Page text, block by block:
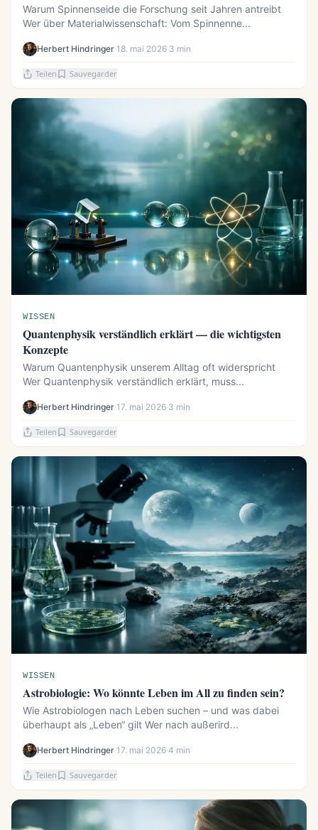
Warum Spinnenseide die Forschung seit Jahren antreibt
Wer über Materialwissenschaft: Vom Spinnenne...
Herbert Hindringer·18. mai 2026·3 min
Teilen Sauvegarder
WISSEN
Quantenphysik verständlich erklärt — die wichtigsten
Konzepte
Warum Quantenphysik unserem Alltag oft widerspricht
Wer Quantenphysik verständlich erklärt, muss...
Herbert Hindringer·17. mai 2026·3 min
Teilen Sauvegarder
WISSEN
Astrobiologie: Wo könnte Leben im All zu finden sein?
Wie Astrobiologen nach Leben suchen – und was dabei
überhaupt als „Leben“ gilt Wer nach außerird...
Herbert Hindringer·17. mai 2026·4 min
Teilen Sauvegarder